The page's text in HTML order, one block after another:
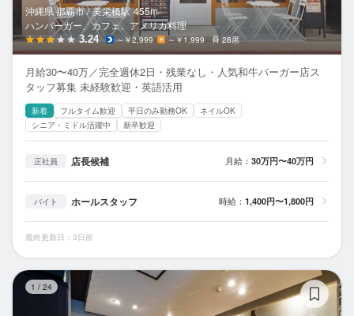
沖縄県 那覇市 / 美栄橋駅 455m
ハンバーガー、カフェ、アメリカ料理
3.24 ～￥2,999 ～￥1,999 28席
月給30〜40万／完全週休2日・残業なし・人気和牛バーガー店ス
タッフ募集 未経験歓迎・英語活用
新着 フルタイム歓迎 平日のみ勤務OK
ネイルOK
シニア・ミドル活躍中
新卒歓迎
正社員 店長候補 月給： 30万円〜40万円
バイト ホールスタッフ 時給： 1,400円〜1,800円
最終更新日：3日前
1 / 24